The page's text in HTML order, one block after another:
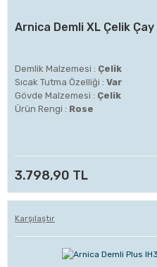
Arnica Demli XL Çelik
Demlik Malzemesi : Çelik
Sıcak Tutma Özelliği : Var
Gövde Malzemesi : Çelik
Ürün Rengi : Rose
3.798,90 TL
Karşılaştır